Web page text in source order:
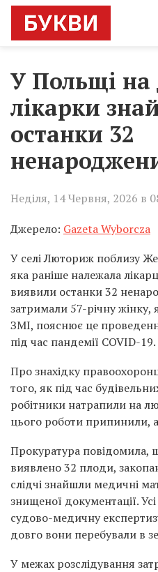
У Польщі на
лікарки
останки 32
Неділя, 14 Червня, 2026 в
Джерело: Gazeta Wyborcza
У селі Люториж поблизу
яка раніше належала
виявили останки 32
затримали 57-річну
ЗМІ, пояснює це
під час пандемії COVID-19.
Про знахідку
того, як під час
робітники натрапили на
цього роботи припинили,
Прокуратура повідомила,
виявлено 32 плоди,
слідчі знайшли медичні
знищеної документації.
судово-медичну
довго вони перебували в
У межах розслідування